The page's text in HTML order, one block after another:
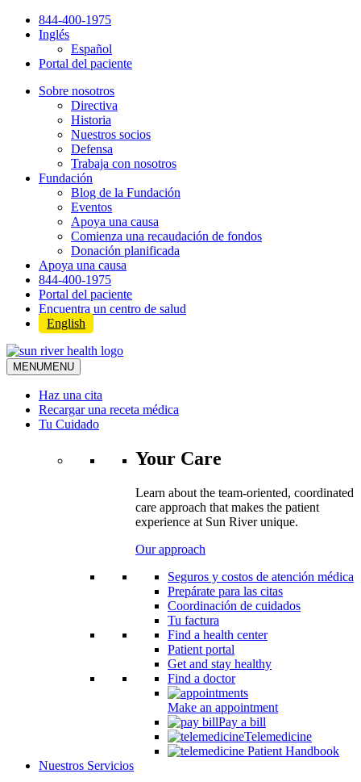
Skip
844-400-1975
Inglés
Español
Portal del paciente
Sobre nosotros
Directiva
Historia
Nuestros socios
Defensa
Trabaja con nosotros
Fundación
Blog de la Fundación
Eventos
Apoya una causa
Comienza una recaudación de fondos
Donación planificada
Apoya una causa
844-400-1975
Portal del paciente
Encuentra un centro de salud
English
MENUMENU
Haz una cita
Recargar una receta médica
Tu Cuidado
Your Care
Learn about the team-oriented, coordinated
care approach that makes the patient
experience at Sun River unique.
Our approach
Seguros y costos de atención médica
Prepárate para las citas
Coordinación de cuidados
Tu factura
Find a health center
Patient portal
Get and stay healthy
Find a doctor
Make an appointment
Pay a bill
Telemedicine
Patient Handbook
Nuestros Servicios